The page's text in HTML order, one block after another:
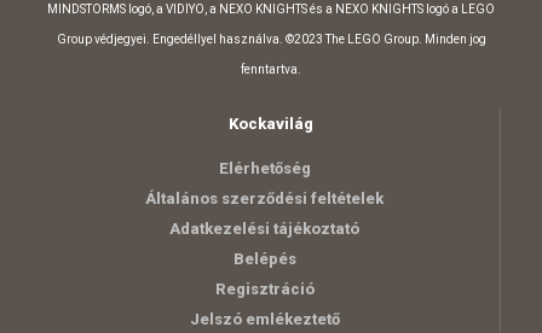
MINDSTORMS logó, a VIDIYO, a NEXO KNIGHTS és a NEXO KNIGHTS logó a LEGO
Group védjegyei. Engedéllyel használva. ©2023 The LEGO Group. Minden jog
fenntartva.
Kockavilág
Elérhetőség
Általános szerződési feltételek
Adatkezelési tájékoztató
Belépés
Regisztráció
Jelszó emlékeztető